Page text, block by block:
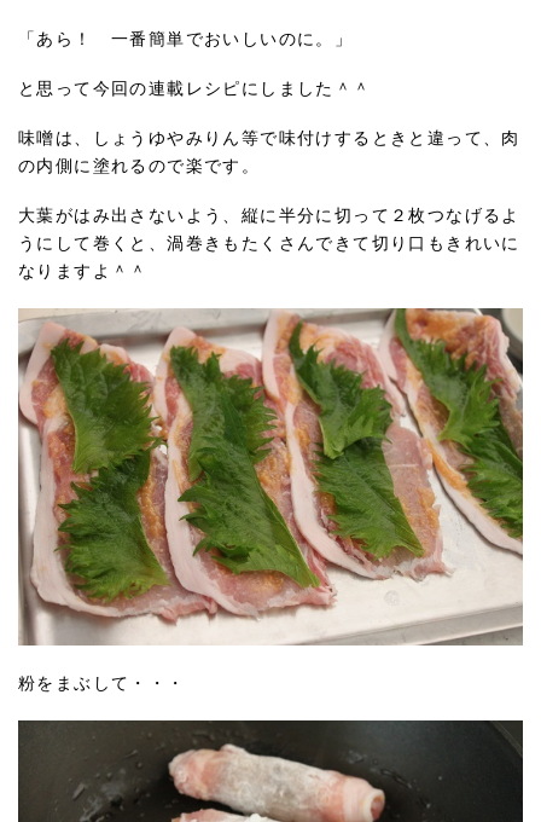
「あら！ 一番簡単でおいしいのに。」
と思って今回の連載レシピにしました＾＾
味噌は、しょうゆやみりん等で味付けするときと違って、肉
の内側に塗れるので楽です。
大葉がはみ出さないよう、縦に半分に切って２枚つなげるよ
うにして巻くと、渦巻きもたくさんできて切り口もきれいに
なりますよ＾＾
粉をまぶして・・・